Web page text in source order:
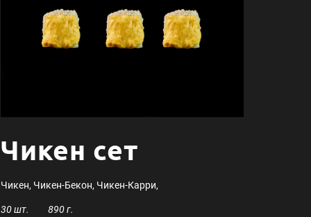
Чикен сет
Чикен, Чикен-Бекон, Чикен-Карри,
30 шт. 890 г.